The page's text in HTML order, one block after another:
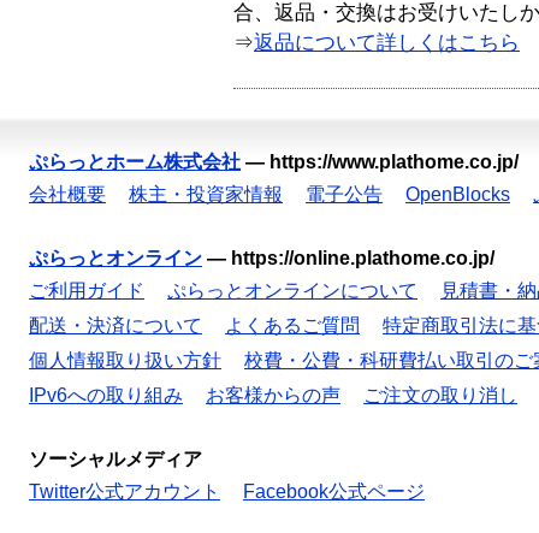
合、返品・交換はお受けいたし
⇒返品について詳しくはこちら
ぷらっとホーム株式会社 — https://www.plathome.co.jp/
会社概要
株主・投資家情報 電子公告 OpenBlocks
ぷらっとオンライン — https://online.plathome.co.jp/
ご利用ガイド
ぷらっとオンラインについて
見積書・
配送・決済について
よくあるご質問
特定商取引法に
個人情報取り扱い方針
校費・公費・科研費払い取引のご
IPv6への取り組み
お客様からの声 ご注文の取り消し
ソーシャルメディア
Twitter公式アカウント
Facebook公式ページ